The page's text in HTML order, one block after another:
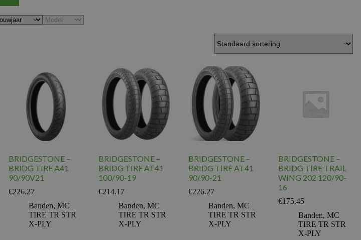
BRIDGESTONE –
BRIDG TIRE A41
90/90V21
€226.27
Banden, MC
TIRE TR STR
X-PLY
BRIDGESTONE –
BRIDG TIRE AT41
100/90-19
€214.17
Banden, MC
TIRE TR STR
X-PLY
BRIDGESTONE –
BRIDG TIRE AT41
90/90-21
€226.27
Banden, MC
TIRE TR STR
X-PLY
BRIDGESTONE –
BRIDG TIRE TRAIL
WING 202 120/90-
16
€175.45
Banden, MC
TIRE TR STR
X-PLY